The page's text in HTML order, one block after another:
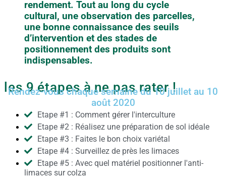
rendement. Tout au long du cycle
cultural, une observation des parcelles,
une bonne connaissance des seuils
d’intervention et des stades de
positionnement des produits sont
indispensables.
les 9 étapes à ne pas rater !
Rendez-vous chaque semaine du 10 juillet au 10
août 2020
Etape #1 : Comment gérer l'interculture
Etape #2 : Réalisez une préparation de sol idéale
Etape #3 : Faites le bon choix variétal
Etape #4 : Surveillez de près les limaces
Etape #5 : Avec quel matériel positionner l'anti-
limaces sur colza